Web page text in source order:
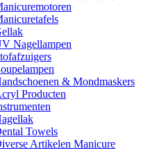
Nagellampen
& Mondmaskers
Producten
Towels
Artikelen Manicure